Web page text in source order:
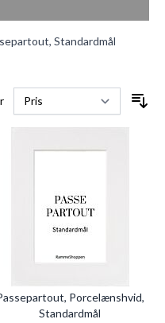
Standardmål
Porcelænshvid,
Standardmål